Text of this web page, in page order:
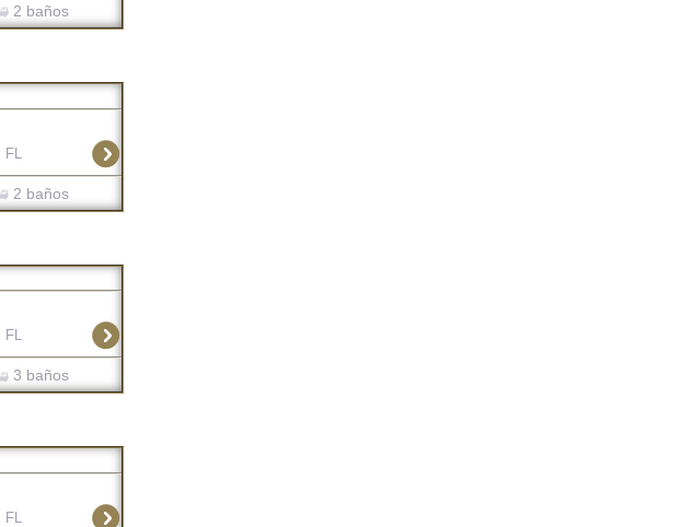
2 baños
2 baños
FL
3 baños